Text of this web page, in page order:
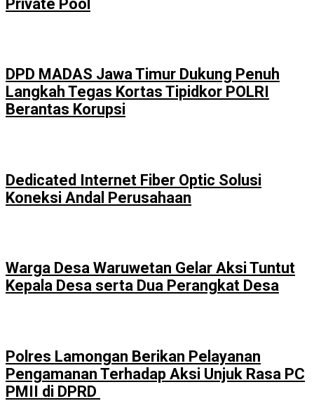
Private Pool
DPD MADAS Jawa Timur Dukung Penuh
Langkah Tegas Kortas Tipidkor POLRI
Berantas Korupsi
Dedicated Internet Fiber Optic Solusi
Koneksi Andal Perusahaan
Warga Desa Waruwetan Gelar Aksi Tuntut
Kepala Desa serta Dua Perangkat Desa
Polres Lamongan Berikan Pelayanan
Pengamanan Terhadap Aksi Unjuk Rasa PC
PMII di DPRD